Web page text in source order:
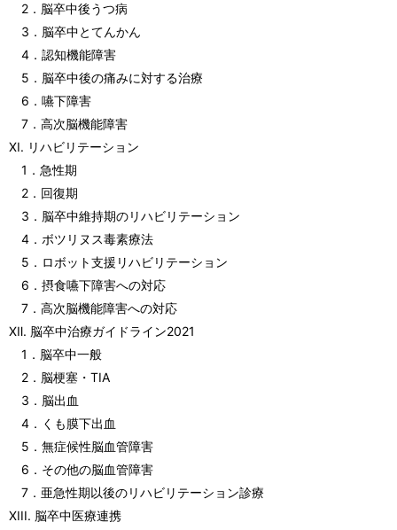
2．脳卒中後うつ病
3．脳卒中とてんかん
4．認知機能障害
5．脳卒中後の痛みに対する治療
6．嚥下障害
7．高次脳機能障害
Ⅺ. リハビリテーション
1．急性期
2．回復期
3．脳卒中維持期のリハビリテーション
4．ボツリヌス毒素療法
5．ロボット支援リハビリテーション
6．摂食嚥下障害への対応
7．高次脳機能障害への対応
Ⅻ. 脳卒中治療ガイドライン2021
1．脳卒中一般
2．脳梗塞・TIA
3．脳出血
4．くも膜下出血
5．無症候性脳血管障害
6．その他の脳血管障害
7．亜急性期以後のリハビリテーション診療
XIII. 脳卒中医療連携